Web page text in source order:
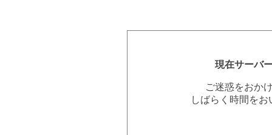
現在サーバ
ご迷惑をおか
しばらく時間を